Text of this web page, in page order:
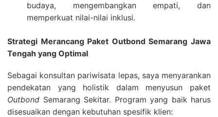
budaya, mengembangkan empati, dan
memperkuat nilai-nilai inklusi.
Strategi Merancang Paket Outbond Semarang Jawa
Tengah yang Optimal
Sebagai konsultan pariwisata lepas, saya menyarankan
pendekatan yang holistik dalam menyusun paket
Outbond Semarang Sekitar. Program yang baik harus
disesuaikan dengan kebutuhan spesifik klien: